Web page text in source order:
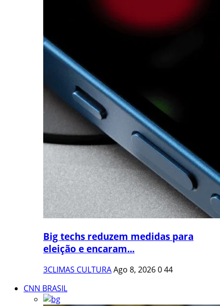
Big techs reduzem medidas para
eleição e encaram...
3CLIMAS CULTURAAgo 8, 2026044
CNN BRASIL